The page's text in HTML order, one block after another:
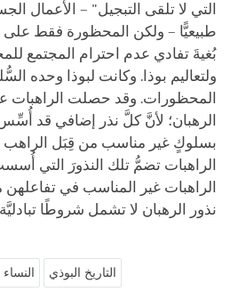
التي لا تلقى التبجيل" – الأعمال
طبيعيًّا – ولكن المحظورة فقط
بُغيةَ تفادي عدم احترام المجتمع
ولتعاليم بوذا. وكانت لبوذا وحده
المحظورات. وقد حصلت الراهبات
الرهبان؛ لأنَّ كلَّ نذر إضافي قد أُسِّس
بسلوكٍ غير مناسب من قِبَل الراهب
الراهبات تضمُّ تلك النذورَ التي
الراهبات غير المناسب في
نذور الرهبان لا تشمل شروطًا
التاريخ البوذي